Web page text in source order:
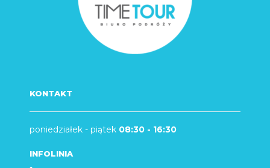
KONTAKT
poniedziałek - piątek 08:30 - 16:30
INFOLINIA